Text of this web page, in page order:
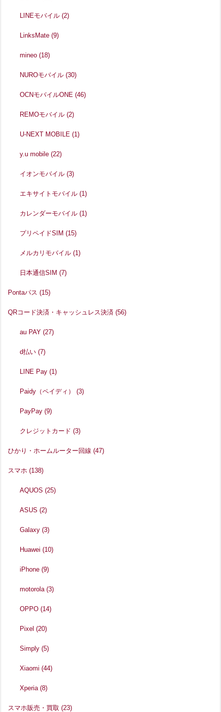
LINEモバイル(2)
LinksMate(9)
mineo(18)
NUROモバイル(30)
OCNモバイルONE(46)
REMOモバイル(2)
U-NEXT MOBILE(1)
y.u mobile(22)
イオンモバイル(3)
エキサイトモバイル(1)
カレンダーモバイル(1)
プリペイドSIM(15)
メルカリモバイル(1)
日本通信SIM(7)
Pontaパス (15)
QRコード決済・キャッシュレス決済 (56)
au PAY(27)
d払い(7)
LINE Pay(1)
Paidy（ペイディ）(3)
PayPay(9)
クレジットカード(3)
ひかり・ホームルーター回線 (47)
スマホ (138)
AQUOS(25)
ASUS(2)
Galaxy(3)
Huawei(10)
iPhone(9)
motorola(3)
OPPO(14)
Pixel(20)
Simply(5)
Xiaomi(44)
Xperia(8)
スマホ販売・買取 (23)